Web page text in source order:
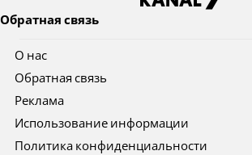
Обратная связь
О нас
Обратная связь
Реклама
Использование информации
Политика конфиденциальности